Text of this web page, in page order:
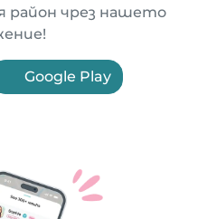
район чрез нашето
Google Play